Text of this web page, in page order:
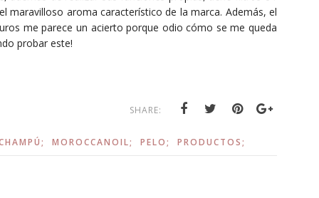
maravilloso aroma característico de la marca. Además, el
me parece un acierto porque odio cómo se me queda
probar este!
SHARE:
MOROCCANOIL; PELO; PRODUCTOS;